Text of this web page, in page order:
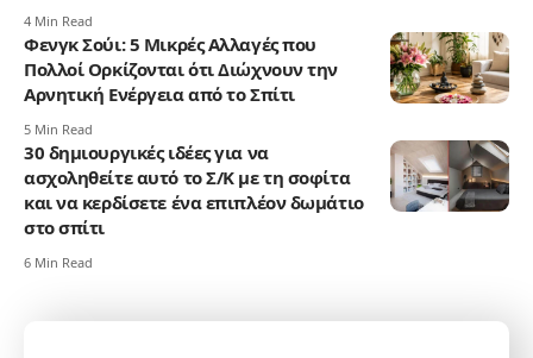
4 Min Read
Φενγκ Σούι: 5 Μικρές Αλλαγές που
Πολλοί Ορκίζονται ότι Διώχνουν την
Αρνητική Ενέργεια από το Σπίτι
5 Min Read
30 δημιουργικές ιδέες για να
ασχοληθείτε αυτό το Σ/Κ με τη σοφίτα
και να κερδίσετε ένα επιπλέον δωμάτιο
στο σπίτι
6 Min Read